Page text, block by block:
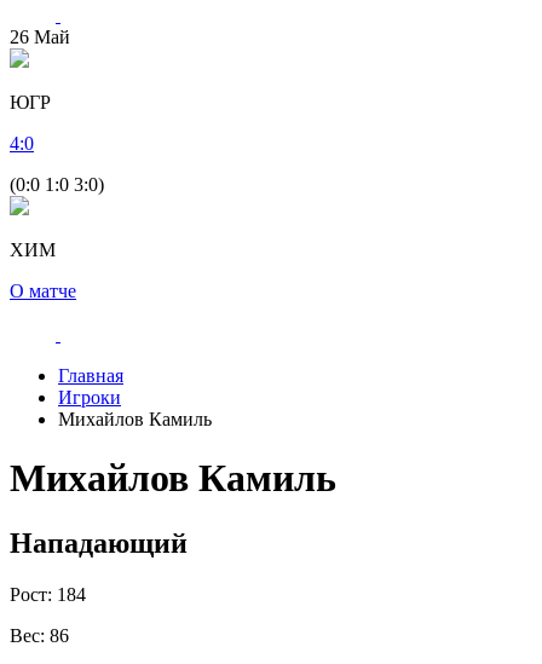
26 Май
ЮГР
4:0
(0:0 1:0 3:0)
ХИМ
О матче
Главная
Игроки
Михайлов Камиль
Михайлов Камиль
Нападающий
Рост: 184
Вес: 86